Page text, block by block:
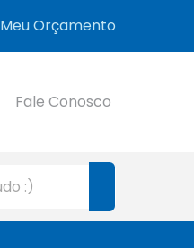
Meu Orçamento
Fale Conosco